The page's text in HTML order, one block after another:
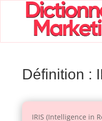
Définition :
IRIS (Intelligence in